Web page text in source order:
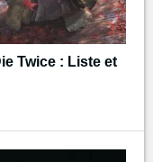
Twice : Liste et